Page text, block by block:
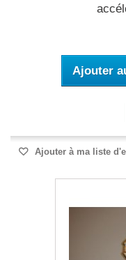
Ajouter
Ajouter à ma liste